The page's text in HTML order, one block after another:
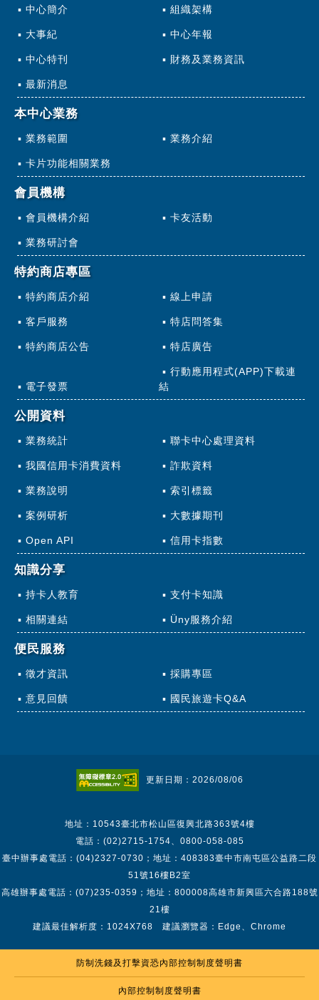
中心簡介 組織架構
大事紀 中心年報
中心特刊 財務及業務資訊
最新消息
本中心業務
業務範圍 業務介紹
卡片功能相關業務
會員機構
會員機構介紹 卡友活動
業務研討會
特約商店專區
特約商店介紹 線上申請
客戶服務 特店問答集
特約商店公告 特店廣告
電子發票
行動應用程式(APP)下載連
結
公開資料
業務統計 聯卡中心處理資料
我國信用卡消費資料 詐欺資料
業務說明 索引標籤
案例研析 大數據期刊
Open API 信用卡指數
知識分享
持卡人教育 支付卡知識
相關連結 Üny服務介紹
便民服務
徵才資訊 採購專區
意見回饋 國民旅遊卡Q&A
更新日期：2026/08/06
地址：10543臺北市松山區復興北路363號4樓
電話：(02)2715-1754、0800-058-085
臺中辦事處電話：(04)2327-0730；地址：408383臺中市南屯區公益路二段
51號16樓B2室
高雄辦事處電話：(07)235-0359；地址：800008高雄市新興區六合路188號
21樓
建議最佳解析度：1024X768 建議瀏覽器：Edge、Chrome
防制洗錢及打擊資恐內部控制制度聲明書
內部控制制度聲明書